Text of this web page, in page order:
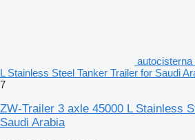
autocisterna
L Stainless Steel Tanker Trailer for Saudi
7
ZW-Trailer 3 axle 45000 L Stainless
Saudi Arabia